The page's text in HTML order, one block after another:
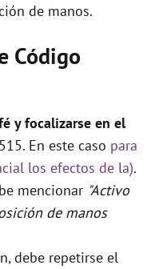
de manos.
Código
y focalizarse en el
En este caso para
los efectos de la).
mencionar "Activo
de manos
debe repetirse el